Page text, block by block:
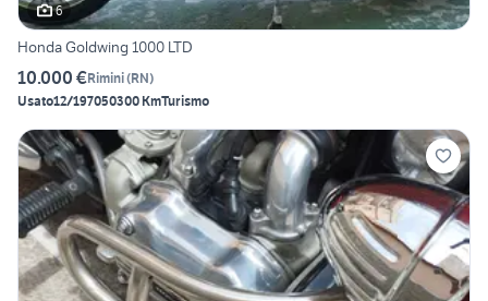
6
Honda Goldwing 1000 LTD
10.000 €Rimini(RN)
Usato12/197050300 KmTurismo